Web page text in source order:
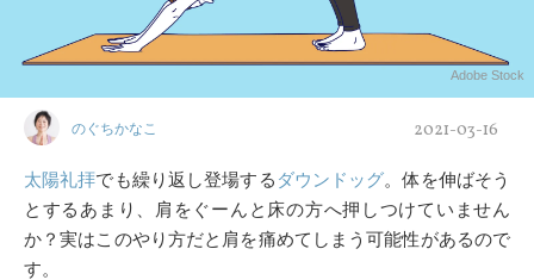
Adobe Stock
のぐちかなこ 2021-03-16
太陽礼拝でも繰り返し登場する ダウンドッグ。体を伸ばそう
とするあまり、肩をぐーんと床の方へ押しつけていません
か？実はこのやり方だと肩を痛めてしまう可能性があるので
す。